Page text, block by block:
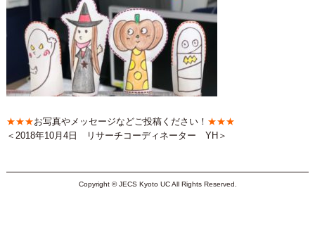
★★★お写真やメッセージなどご投稿ください！ ★★★
＜2018年10月4日 リサーチコーディネーター YH＞
Copyright © JECS Kyoto UC All Rights Reserved.